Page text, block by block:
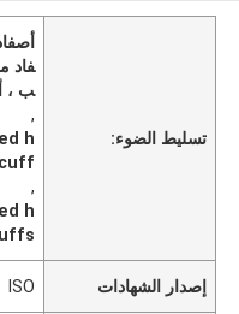
تسليط الضوء:
فاد
ب ،
,
h
,
h
إصدار الشهادات ISO